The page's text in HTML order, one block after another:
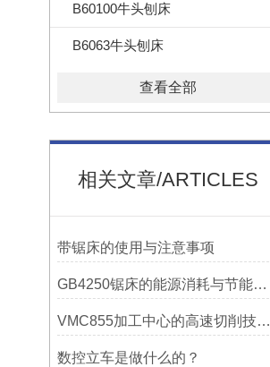
B60100牛头刨床
B6063牛头刨床
查看全部
相关文章/ARTICLES
带锯床的使用与注意事项
GB4250锯床的能源消耗与节能措施
VMC855加工中心的高速切削技术介绍
数控立车是做什么的？